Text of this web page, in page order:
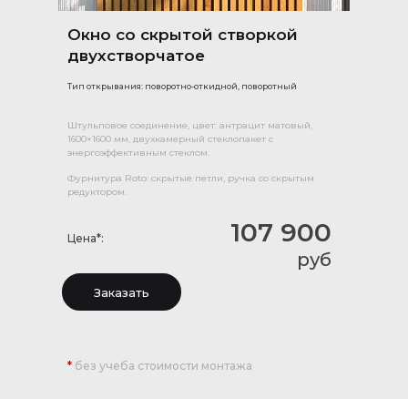
Окно со скрытой створкой
двухстворчатое
Тип открывания: поворотно-откидной, поворотный
Цена*:
Штульповое соединение, цвет: антрацит матовый,
1600×1600 мм, двухкамерный стеклопакет с
энергоэффективным стеклом.
Фурнитура Roto: скрытые петли, ручка со скрытым
редуктором.
107 900
руб
Заказать
* без учеба стоимости монтажа